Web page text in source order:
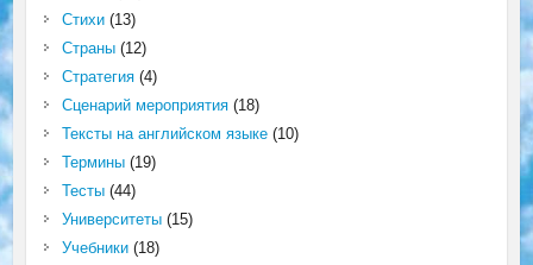
Стихи(13)
Страны(12)
Стратегия(4)
Сценарий мероприятия(18)
Тексты на английском языке(10)
Термины(19)
Тесты(44)
Университеты(15)
Учебники(18)